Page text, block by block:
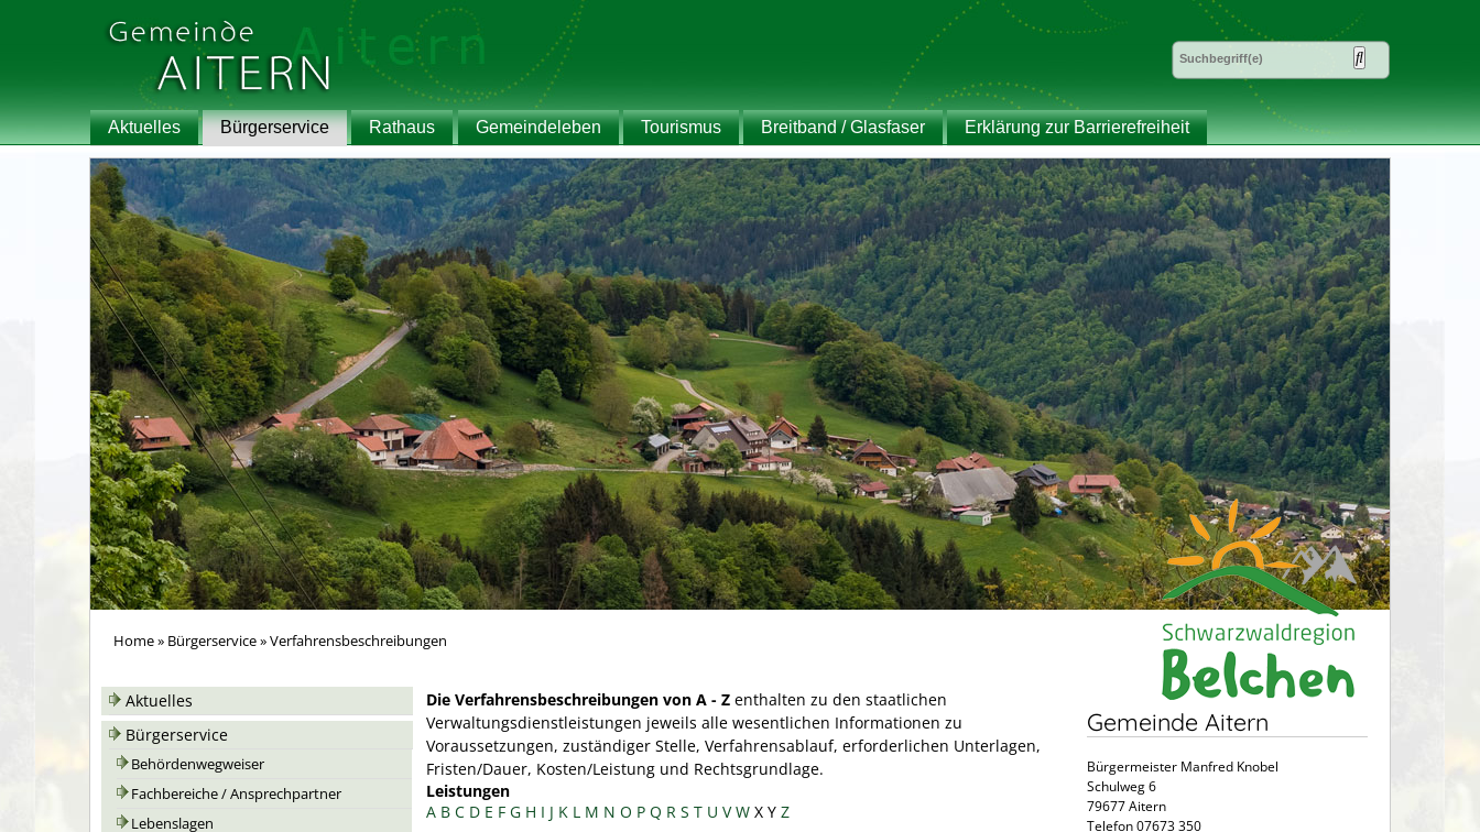
Aktuelles Bürgerservice Rathaus Gemeindeleben Tourismus Breitband / Glasfaser Erklärung zur Barrierefreiheit
Home» Bürgerservice»Verfahrensbeschreibungen
Aktuelles
Bürgerservice
Behördenwegweiser
Fachbereiche / Ansprechpartner
Lebenslagen
Die Verfahrensbeschreibungen von A - Z enthalten zu den staatlichen
Verwaltungsdienstleistungen jeweils alle wesentlichen Informationen zu
Voraussetzungen, zuständiger Stelle, Verfahrensablauf, erforderlichen Unterlagen,
Fristen/Dauer, Kosten/Leistung und Rechtsgrundlage.
Leistungen
A B C D E F G H I J K L M N O P Q R S T U V W X Y Z
Gemeinde Aitern
Bürgermeister Manfred Knobel
Schulweg 6
79677 Aitern
Telefon 07673 350